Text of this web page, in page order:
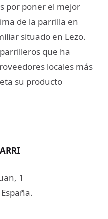
por poner el mejor
de la parrilla en
situado en Lezo.
que ha
locales más
su producto
1